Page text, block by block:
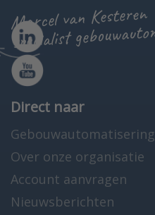
Marcel van Kesteren
specialist
Direct naar
Over onze organisatie
Account aanvragen
Nieuwsberichten